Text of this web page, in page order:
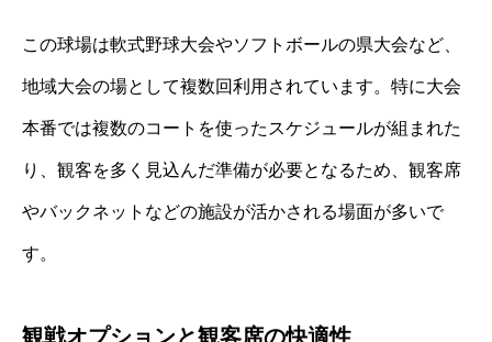
この球場は軟式野球大会やソフトボールの県大会など、
地域大会の場として複数回利用されています。特に大会
本番では複数のコートを使ったスケジュールが組まれた
り、観客を多く見込んだ準備が必要となるため、観客席
やバックネットなどの施設が活かされる場面が多いで
す。
観戦オプションと観客席の快適性